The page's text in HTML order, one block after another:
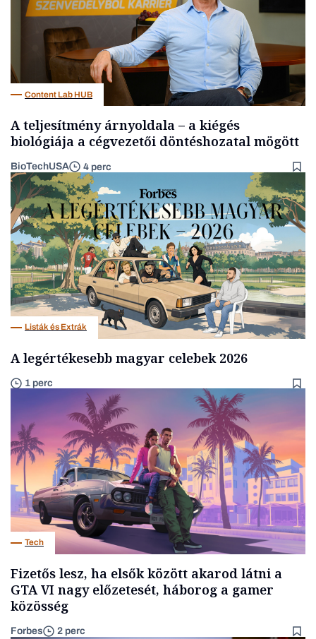
Content Lab HUB
A teljesítmény árnyoldala – a kiégés
biológiája a cégvezetői döntéshozatal mögött
BioTechUSA 4 perc
Listák és Extrák
A legértékesebb magyar celebek 2026
1 perc
Tech
Fizetős lesz, ha elsők között akarod látni a
GTA VI nagy előzetesét, háborog a gamer
közösség
Forbes 2 perc